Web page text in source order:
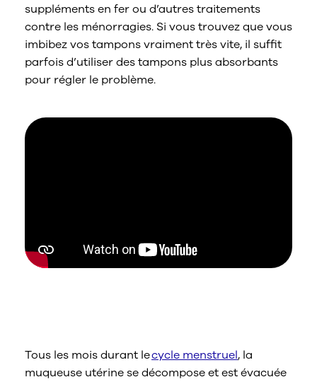
suppléments en fer ou d’autres traitements
contre les ménorragies. Si vous trouvez que vous
imbibez vos tampons vraiment très vite, il suffit
parfois d’utiliser des tampons plus absorbants
pour régler le problème.
Tous les mois durant lecycle menstruel, la
muqueuse utérine se décompose et est évacuée